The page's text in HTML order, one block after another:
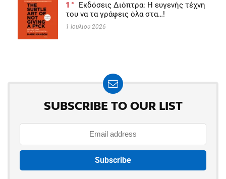
1
Εκδόσεις Διόπτρα: Η ευγενής τέχνη
του να τα γράφεις όλα στα…!
1 Ιουλίου 2026
SUBSCRIBE TO OUR LIST